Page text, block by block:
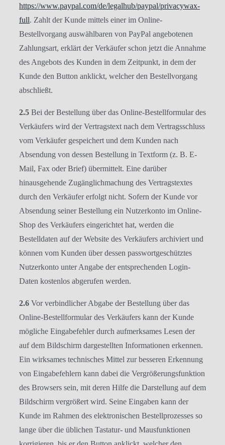
https://www.paypal.com/de/legalhub/paypal/privacywax-
full. Zahlt der Kunde mittels einer im Online-
Bestellvorgang auswählbaren von PayPal angebotenen
Zahlungsart, erklärt der Verkäufer schon jetzt die Annahme
des Angebots des Kunden in dem Zeitpunkt, in dem der
Kunde den Button anklickt, welcher den Bestellvorgang
abschließt.
2.5 Bei der Bestellung über das Online-Bestellformular des
Verkäufers wird der Vertragstext nach dem Vertragsschluss
vom Verkäufer gespeichert und dem Kunden nach
Absendung von dessen Bestellung in Textform (z. B. E-
Mail, Fax oder Brief) übermittelt. Eine darüber
hinausgehende Zugänglichmachung des Vertragstextes
durch den Verkäufer erfolgt nicht. Sofern der Kunde vor
Absendung seiner Bestellung ein Nutzerkonto im Online-
Shop des Verkäufers eingerichtet hat, werden die
Bestelldaten auf der Website des Verkäufers archiviert und
können vom Kunden über dessen passwortgeschütztes
Nutzerkonto unter Angabe der entsprechenden Login-
Daten kostenlos abgerufen werden.
2.6 Vor verbindlicher Abgabe der Bestellung über das
Online-Bestellformular des Verkäufers kann der Kunde
mögliche Eingabefehler durch aufmerksames Lesen der
auf dem Bildschirm dargestellten Informationen erkennen.
Ein wirksames technisches Mittel zur besseren Erkennung
von Eingabefehlern kann dabei die Vergrößerungsfunktion
des Browsers sein, mit deren Hilfe die Darstellung auf dem
Bildschirm vergrößert wird. Seine Eingaben kann der
Kunde im Rahmen des elektronischen Bestellprozesses so
lange über die üblichen Tastatur- und Mausfunktionen